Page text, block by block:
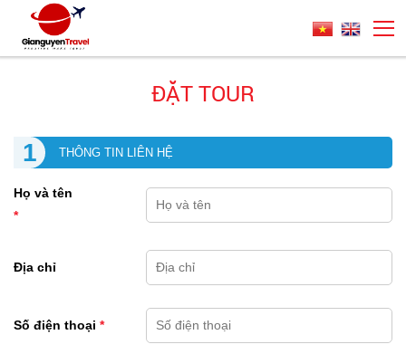
ĐẶT TOUR
THÔNG TIN LIÊN HỆ
1
Họ và tên
*
Địa chỉ
Số điện thoại *